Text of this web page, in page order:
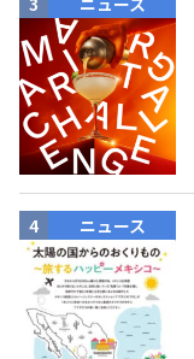
ニュース